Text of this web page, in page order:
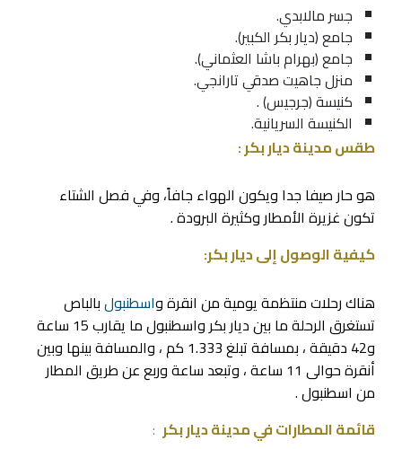
جسر مالابدي.
جامع (ديار بكر الكبير).
جامع (بهرام باشا العثماني).
منزل جاهيت صدقي تارانجي.
كنيسة (جرجيس) .
الكنيسة السريانية.
طقس مدينة ديار بكر :
هو حار صيفا جدا ويكون الهواء جافاً، وفي فصل الشتاء
تكون غزيرة الأمطار وكثيرة البرودة .
كيفية الوصول إلى ديار بكر:
هناك رحلات منتظمة يومية من انقرة واسطنبولبالباص
تستغرق الرحلة ما بين ديار بكر واسطنبول ما يقارب 15 ساعة
و42 دقيقة ، بمسافة تبلغ 1.333 كم ، والمسافة بينها وبين
أنقرة حوالى 11 ساعة ، وتبعد ساعة وربع عن طريق المطار
من اسطنبول .
قائمة المطارات في مدينة ديار بكر :